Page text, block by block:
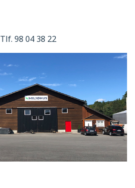
Tlf. 98 04 38 22